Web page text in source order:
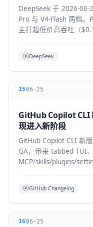
DeepSeek 于 2026-06-
Pro 与 V4-Flash 两档
主打超低价高吞吐（
DeepSeek
15 06-25
GitHub Copilot CLI
现进入新阶段
GitHub Copilot CLI 新
GA，带来 tabbed TUI
MCP/skills/plugins/
GitHub Changelog
1606-25